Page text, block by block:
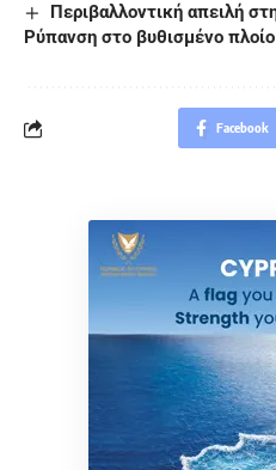
Περιβαλλοντική απειλή
Ρύπανση στο βυθισμένο
Facebook